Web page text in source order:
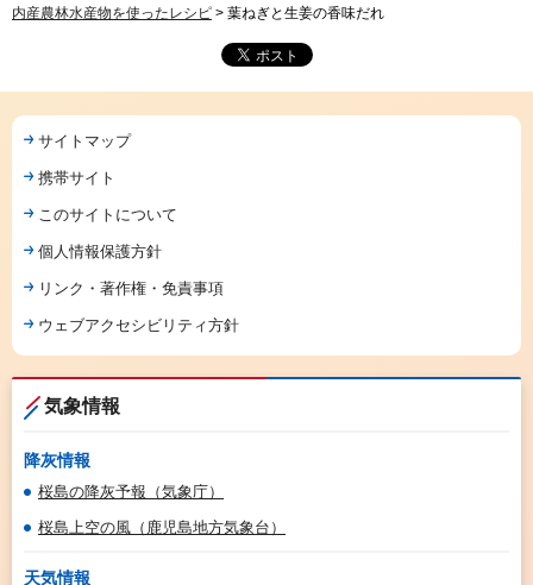
内産農林水産物を使ったレシピ > 葉ねぎと生姜の香味だれ
サイトマップ
携帯サイト
このサイトについて
個人情報保護方針
リンク・著作権・免責事項
ウェブアクセシビリティ方針
気象情報
降灰情報
桜島の降灰予報（気象庁）
桜島上空の風（鹿児島地方気象台）
天気情報